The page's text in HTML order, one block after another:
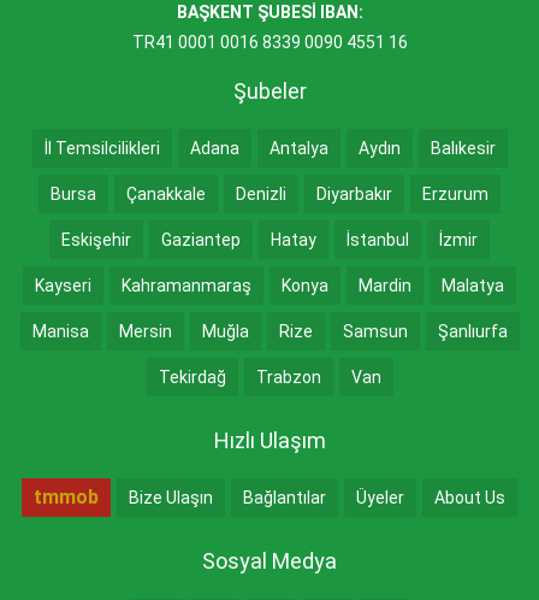
BAŞKENT ŞUBESİ IBAN:
TR41 0001 0016 8339 0090 4551 16
Şubeler
İl Temsilcilikleri Adana Antalya Aydın Balıkesir
Bursa Çanakkale Denizli Diyarbakır Erzurum
Eskişehir Gaziantep Hatay İstanbul İzmir
Kayseri Kahramanmaraş Konya Mardin Malatya
Manisa Mersin Muğla Rize Samsun Şanlıurfa
Tekirdağ Trabzon Van
Hızlı Ulaşım
tmmob Bize Ulaşın Bağlantılar Üyeler About Us
Sosyal Medya